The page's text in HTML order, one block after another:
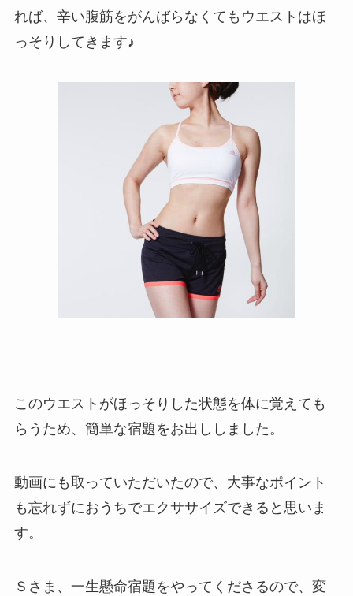
れば、辛い腹筋をがんばらなくてもウエストはほ
っそりしてきます♪
このウエストがほっそりした状態を体に覚えても
らうため、簡単な宿題をお出ししました。
動画にも取っていただいたので、大事なポイント
も忘れずにおうちでエクササイズできると思いま
す。
Ｓさま、一生懸命宿題をやってくださるので、変